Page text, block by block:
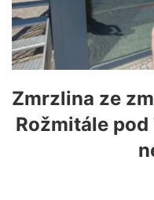
Zmrzlina ze
Rožmitále